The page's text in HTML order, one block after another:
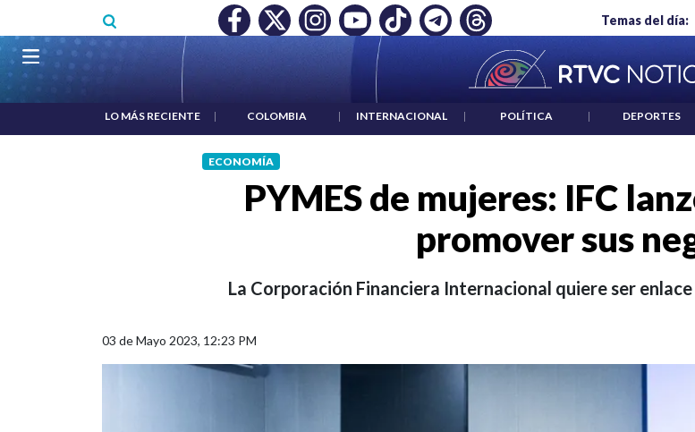
Temas del día:
MÍNIMO NO DESTRUYÓ EMPLEO: JP MORGAN | "HABLAR NO ES UN CRIMEN": CARTA DE BETO CORAL
Navegación principal
LO MÁS RECIENTE | COLOMBIA | INTERNACIONAL | POLÍTICA | DEPORTES
ECONOMÍA
PYMES de mujeres: IFC
promover sus
La Corporación Financiera Internacional quiere ser
03 de Mayo 2023, 12:23 PM